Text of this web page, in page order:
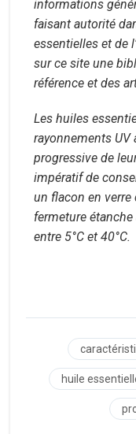
informations
faisant autorité
essentielles et de
sur ce site une
référence et des
Les huiles
rayonnements UV
progressive de
impératif de
un flacon en
fermeture
entre 5°C et 40°C.
huile